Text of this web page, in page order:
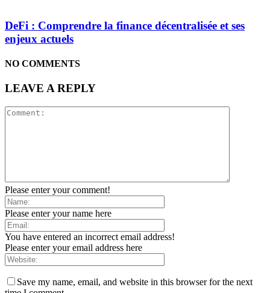
DeFi : Comprendre la finance décentralisée et ses
enjeux actuels
NO COMMENTS
LEAVE A REPLY
Please enter your comment!
Please enter your name here
You have entered an incorrect email address!
Please enter your email address here
Save my name, email, and website in this browser for the next